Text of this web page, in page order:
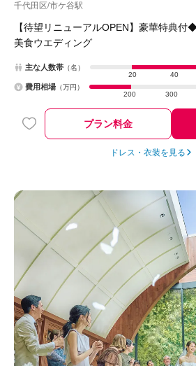
千代田区/市ケ谷駅
【待望リニューアルOPEN】豪華特典
美食ウエディング
主な人数帯 （名）
20
40
費用相場 （万円）
200
300
プラン料金
ドレス・衣装を見る